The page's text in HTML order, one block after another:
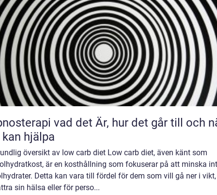
det Är, hur det går till och när
hjälpa
översikt av low carb diet Low carb diet, även känt som
är en kosthållning som fokuserar på att minska
Detta kan vara till fördel för dem som vill gå ner i vikt,
sin hälsa eller för perso...